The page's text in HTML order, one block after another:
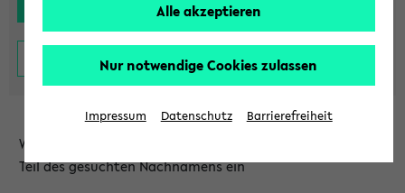
Wählen Sie die Einrichtung aus und/oder geben Sie einen
Teil des gesuchten Nachnamens ein
Alle akzeptieren
Nur notwendige Cookies zulassen
Impressum Datenschutz Barrierefreiheit